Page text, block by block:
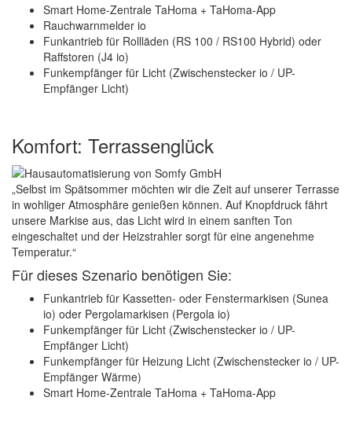
Smart Home-Zentrale TaHoma + TaHoma-App
Rauchwarnmelder io
Funkantrieb für Rollläden (RS 100 / RS100 Hybrid) oder
Raffstoren (J4 io)
Funkempfänger für Licht (Zwischenstecker io / UP-
Empfänger Licht)
Komfort: Terrassenglück
„Selbst im Spätsommer möchten wir die Zeit auf unserer Terrasse
in wohliger Atmosphäre genießen können. Auf Knopfdruck fährt
unsere Markise aus, das Licht wird in einem sanften Ton
eingeschaltet und der Heizstrahler sorgt für eine angenehme
Temperatur.“
Für dieses Szenario benötigen Sie:
Funkantrieb für Kassetten- oder Fenstermarkisen (Sunea
io) oder Pergolamarkisen (Pergola io)
Funkempfänger für Licht (Zwischenstecker io / UP-
Empfänger Licht)
Funkempfänger für Heizung Licht (Zwischenstecker io / UP-
Empfänger Wärme)
Smart Home-Zentrale TaHoma + TaHoma-App